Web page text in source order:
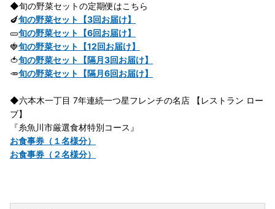
◆旬の野菜セットの定期便はこちら
🍆旬の野菜セット【3回お届け】
🥒旬の野菜セット【6回お届け】
🍓旬の野菜セット【12回お届け】
🍅旬の野菜セット【隔月3回お届け】
🥕旬の野菜セット【隔月6回お届け】
◆六本木一丁目 7年連続一つ星フレンチの名店 【レストラン ロー
ブ】
『糸魚川市厳選食材特別コース』
お食事券（１名様分）
お食事券（２名様分）